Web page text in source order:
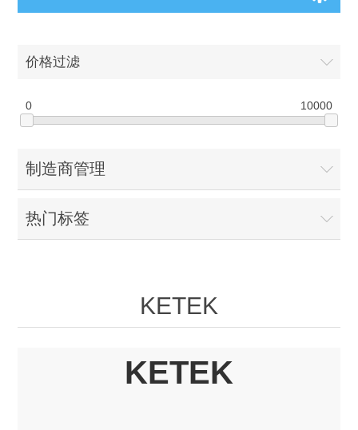
OCT光源 扫频激光器
OCT 平衡探测器
OCT数据采集卡
TOPCON电池片研发解决方案
少子寿命测试仪
电阻率测试仪
椭偏仪（Ellipsometer）
半导体装备
等离子刻蚀设备
晶锭检测质量控制
GD-MS / ICP-MS
半导体设备用光源
耗材售后/维修/校准
价格过滤
0 10000
制造商管理
热门标签
KETEK
KETEK